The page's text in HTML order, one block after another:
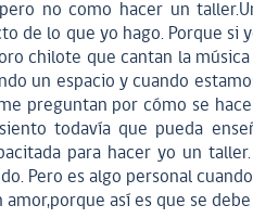
no como hacer un
de lo que yo hago. Porque si
chilote que cantan la
un espacio y cuando
preguntan por cómo se
todavía que pueda
para hacer yo un
Pero es algo personal
así es que se